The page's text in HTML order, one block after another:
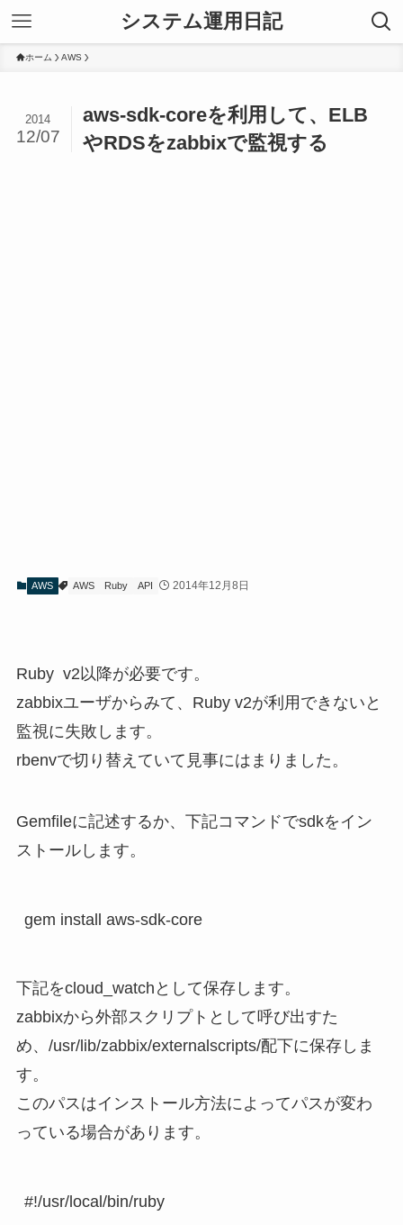
システム運用日記
ホーム AWS
aws-sdk-coreを利用して、ELB
やRDSをzabbixで監視する
2014
12/07
AWS AWS Ruby API 2014年12月8日
Ruby v2以降が必要です。
zabbixユーザからみて、Ruby v2が利用できないと
監視に失敗します。
rbenvで切り替えていて見事にはまりました。
Gemfileに記述するか、下記コマンドでsdkをイン
ストールします。
gem install aws-sdk-core
下記をcloud_watchとして保存します。
zabbixから外部スクリプトとして呼び出すた
め、/usr/lib/zabbix/externalscripts/配下に保存しま
す。
このパスはインストール方法によってパスが変わ
っている場合があります。
#!/usr/local/bin/ruby